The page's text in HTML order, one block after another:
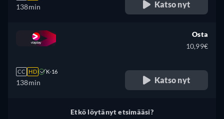
138min Katso nyt
CC HD K-16
138min
Osta
10,99€
Katso nyt
Etkö löytänyt etsimääsi?